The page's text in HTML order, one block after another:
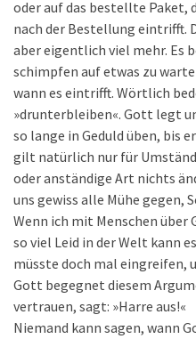
oder auf das bestellte Paket,
nach der Bestellung eintrifft.
aber eigentlich viel mehr. Es
schimpfen auf etwas zu
wann es eintrifft. Wörtlich
»drunterbleiben«. Gott legt
so lange in Geduld üben, bis
gilt natürlich nur für
oder anständige Art nichts
uns gewiss alle Mühe gegen,
Wenn ich mit Menschen über
so viel Leid in der Welt kann
müsste doch mal eingreifen,
Gott begegnet diesem
vertrauen, sagt: »Harre aus!«
Niemand kann sagen, wann